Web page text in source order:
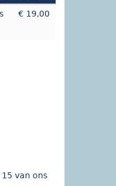
€ 19,00
van ons